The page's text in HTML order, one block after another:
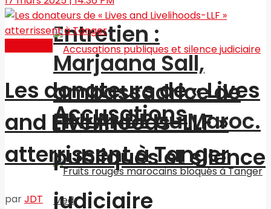
Entretien :
Marjaana Sall,
ambassadrice de
FINLANDE au Maroc.
Accusations
publiques et silence
judiciaire
Les donateurs de « Lives
and Livelihoods-LLF »
atterrissent à Tanger
parJDT